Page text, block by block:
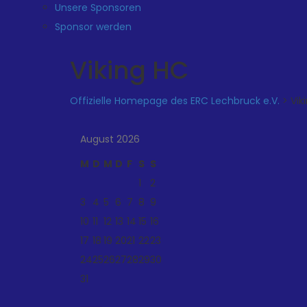
Unsere Sponsoren
Sponsor werden
Viking HC
Offizielle Homepage des ERC Lechbruck e.V. >
August 2026
M D M D F S S
1
2
3 4 5 6 7 8 9
10 11 12 13 14 15 16
17 18 19 2021 2223
24252627282930
31